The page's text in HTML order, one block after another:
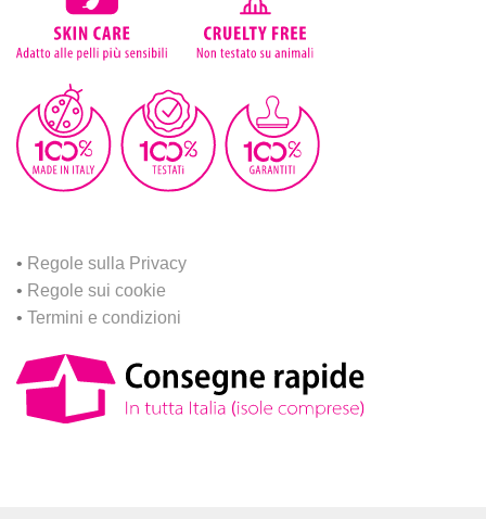
• Regole sulla Privacy
• Regole sui cookie
• Termini e condizioni